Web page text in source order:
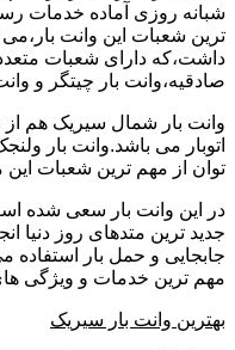
شبانه روزی آماده خدمات
ترین شعبات این وانت بار،می
داشت،که دارای شعبات
صادقیه،وانت بار چیتگر و
وانت بار شمال سیریک هم
اتوبار می باشد.وانت بار
توان از مهم ترین شعبات
در این وانت بار سعی شده
جدید ترین متدهای روز دنیا
جابجایی و حمل بار استفاده
مهم ترین خدمات و ویژگی
بهترین وانت بار سیریک